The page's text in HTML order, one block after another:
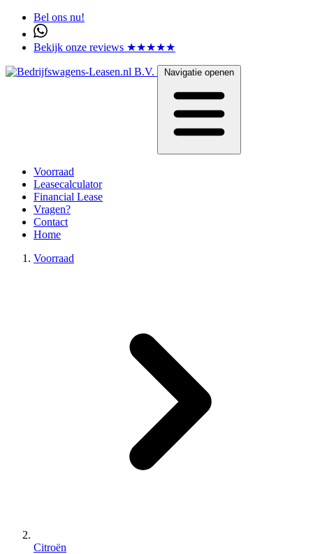
Bel ons nu!
Bekijk onze reviews ★★★★★
Navigatie openen
Voorraad
Leasecalculator
Financial Lease
Vragen?
Contact
Home
Voorraad
Citroën